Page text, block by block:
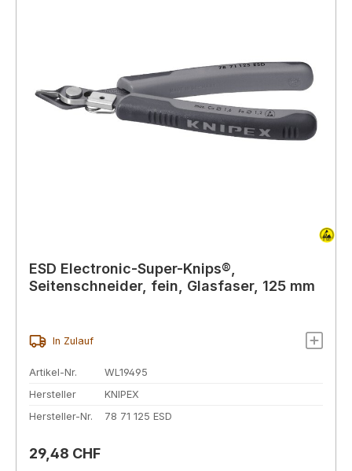
ESD Electronic-Super-Knips®,
Seitenschneider, fein, Glasfaser, 125 mm
In Zulauf
Artikel-Nr.
WL19495
Hersteller
KNIPEX
Hersteller-Nr.
78 71 125 ESD
Regulärer Preis:
29,48 CHF